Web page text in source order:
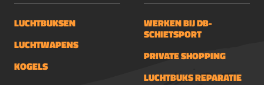
LUCHTBUKSEN
LUCHTWAPENS
KOGELS
WERKEN BIJ DB-
SCHIETSPORT
PRIVATE SHOPPING
LUCHTBUKS REPARATIE